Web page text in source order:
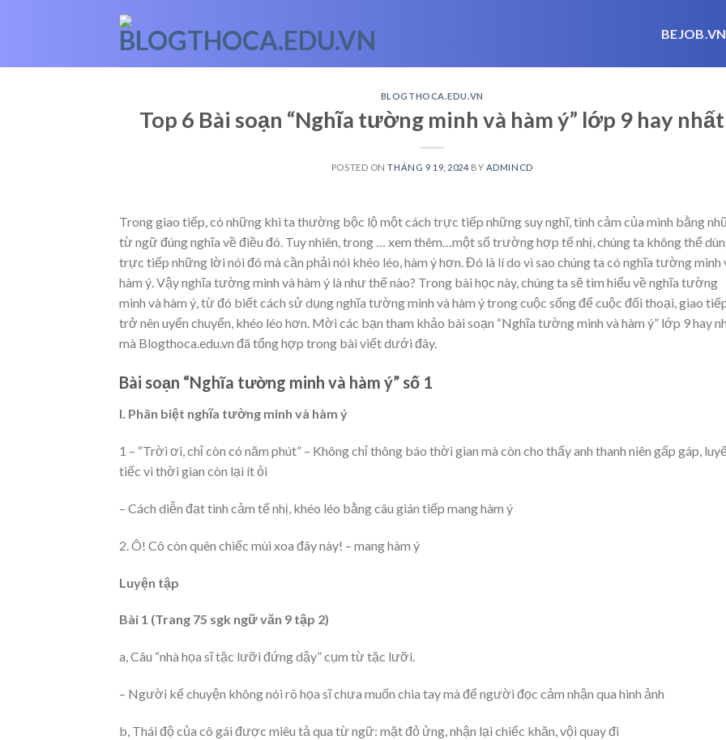
BEJOB.VN
BLOGTHOCA.EDU.VN
Top 6 Bài soạn “Nghĩa tường minh và hàm ý” lớp 9 hay nhất
POSTED ONTHÁNG 9 19, 2024 BY ADMINCD
Trong giao tiếp, có những khi ta thường bộc lộ một cách trực tiếp những suy nghĩ, tình cảm của mình bằng
từ ngữ đúng nghĩa về điều đó. Tuy nhiên, trong
… xem thêm… một số trường hợp tế nhị, chúng ta không thể
trực tiếp những lời nói đó mà cần phải nói khéo léo, hàm ý hơn. Đó là lí do vì sao chúng ta có nghĩa tường minh
hàm ý. Vậy nghĩa tường minh và hàm ý là như thế nào? Trong bài học này, chúng ta sẽ tìm hiểu về nghĩa tường
minh và hàm ý, từ đó biết cách sử dụng nghĩa tường minh và hàm ý trong cuộc sống để cuộc đối thoại, giao
trở nên uyển chuyển, khéo léo hơn. Mời các bạn tham khảo bài soạn “Nghĩa tường minh và hàm ý” lớp 9 hay
mà Blogthoca.edu.vn đã tổng hợp trong bài viết dưới đây.
Bài soạn “Nghĩa tường minh và hàm ý” số 1
I. Phân biệt nghĩa tường minh và hàm ý
1 – “Trời ơi, chỉ còn có năm phút” – Không chỉ thông báo thời gian mà còn cho thấy anh thanh niên gấp gáp,
tiếc vì thời gian còn lại ít ỏi
– Cách diễn đạt tình cảm tế nhị, khéo léo bằng câu gián tiếp mang hàm ý
2. Ô! Cô còn quên chiếc mùi xoa đây này! – mang hàm ý
Luyện tập
Bài 1 (Trang 75 sgk ngữ văn 9 tập 2)
a, Câu “nhà họa sĩ tặc lưỡi đứng dậy” cụm từ tặc lưỡi.
– Người kể chuyện không nói rõ họa sĩ chưa muốn chia tay mà để người đọc cảm nhận qua hình ảnh
b, Thái độ của cô gái được miêu tả qua từ ngữ: mặt đỏ ửng, nhận lại chiếc khăn, vội quay đi